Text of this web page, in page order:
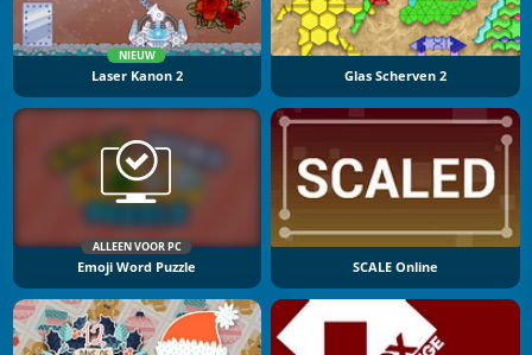
NIEUW
Laser Kanon 2 Glas Scherven 2
ALLEEN VOOR PC
Emoji Word Puzzle SCALE Online